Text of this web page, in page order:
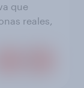
que
reales,